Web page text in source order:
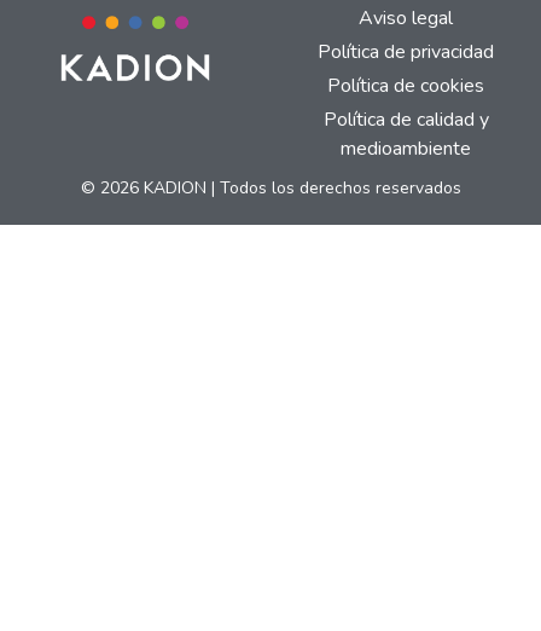
Aviso legal
Política de privacidad
Política de cookies
Política de calidad y
medioambiente
© 2026 KADION | Todos los derechos reservados